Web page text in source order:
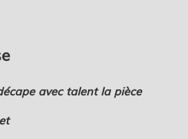
avec talent la pièce